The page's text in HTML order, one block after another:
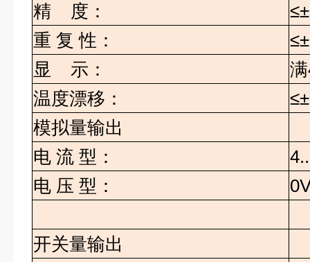
精 度：
重 复 性：
显
示： 满
温度漂移：
模拟量输出
电 流 型：
电 压 型：
开关量输出